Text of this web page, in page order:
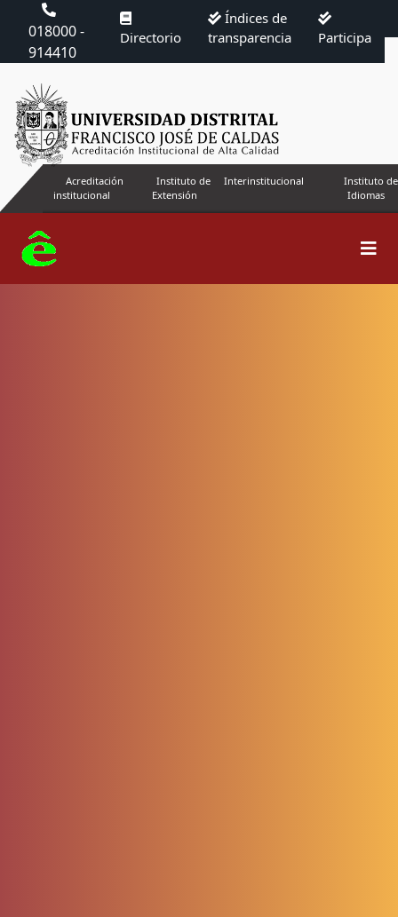
018000 -
914410
Directorio
Índices de
transparencia
Participa
Acreditación
institucional
Instituto de
Extensión
Interinstitucional
Instituto de
Idiomas